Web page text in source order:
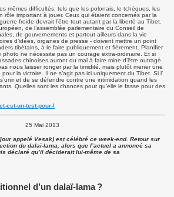
mêmes difficultés, tels que les polonais, le tchèques, les
rôle important à jouer. Ceux qui étaient concernés par la
froide devrait l’être tout autant par la liberté au Tibet.
de l’assemblée parlementaire du Conseil de
de gouvernements et partout ailleurs dans la vie
d’idées, organes de presse - doivent mettre un point
tibétains, à le faire publiquement et fièrement. Planifier
photo ne nécessite pas un courage extra-ordinaire. Et si
chinoises auront du mal à faire mine d’être outragé
nous laisser ronger par la timidité, mais plutôt mener une
la victoire. Il ne s’agit pas ici uniquement du Tibet. Si l’
et de se défendre contre une intimidation quand les
Quelles sont les chances pour qu’elle le fasse pour des
est-un-test-pour-l
25 Mai 2013
appelé Vesak) est célébré ce week-end. Retour sur
du dalaï-lama, alors que l’actuel a annoncé sa
déclaré qu’il déciderait lui-même de sa
d’un dalaï-lama ?